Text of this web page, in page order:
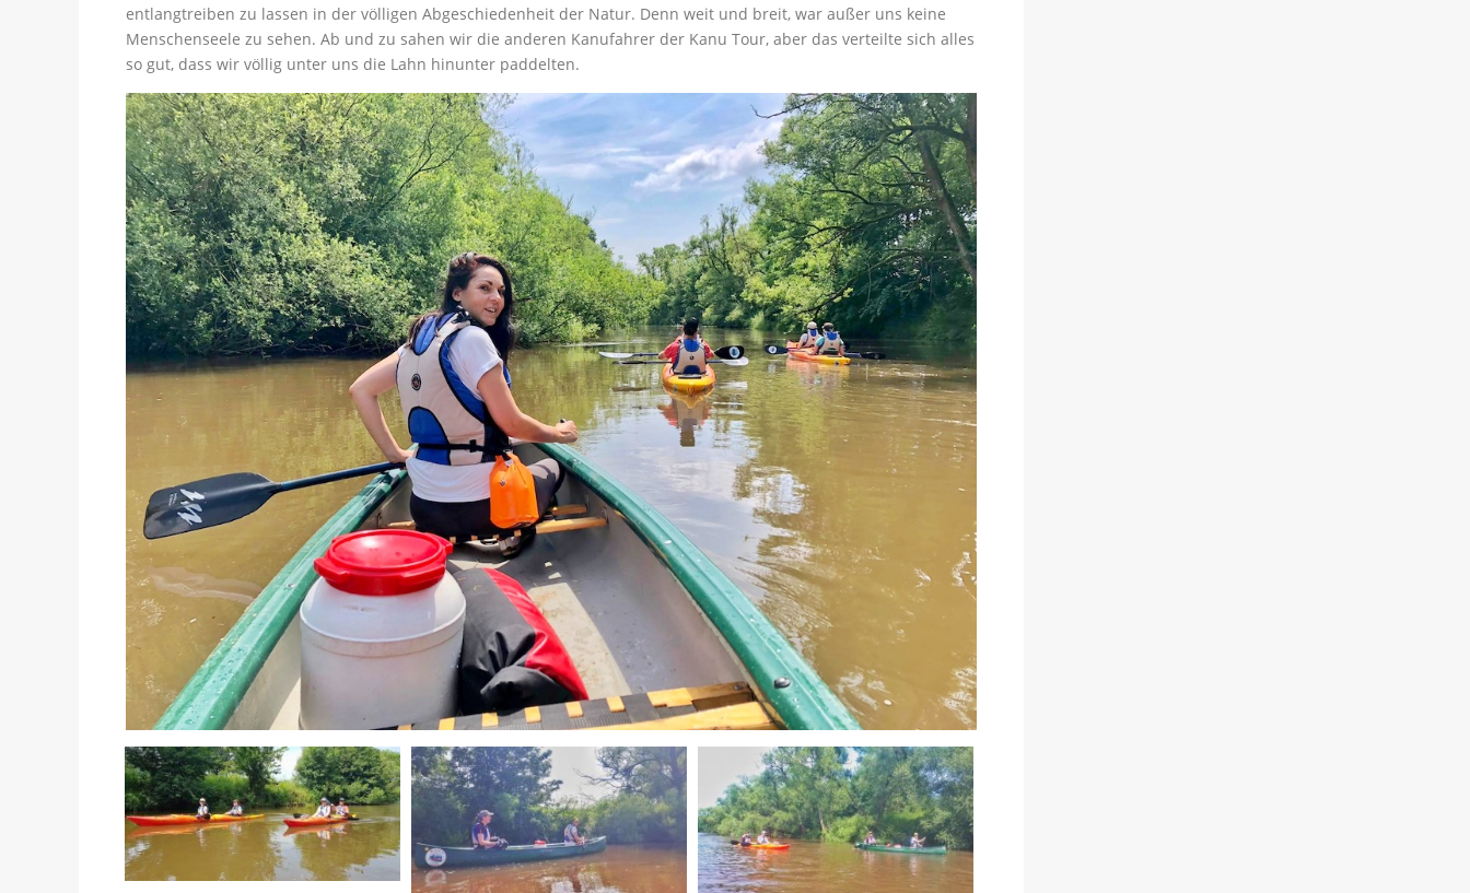
entlangtreiben zu lassen in der völligen Abgeschiedenheit der Natur. Denn weit und breit, war außer uns keine
Menschenseele zu sehen. Ab und zu sahen wir die anderen Kanufahrer der Kanu Tour, aber das verteilte sich alles
so gut, dass wir völlig unter uns die Lahn hinunter paddelten.